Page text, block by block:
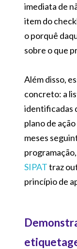
imediata de
item do
o porquê
sobre o que
Além disso,
concreto: a
identificadas
plano de
meses
SIPATtraz
princípio de